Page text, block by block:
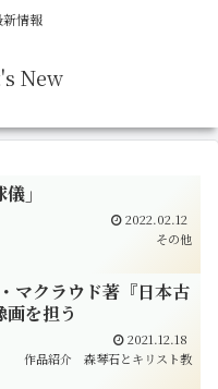
情報
New
」
2022.02.12
その他
マクラウド著『日本古
画を担う
2021.12.18
作品紹介
森琴石とキリスト教